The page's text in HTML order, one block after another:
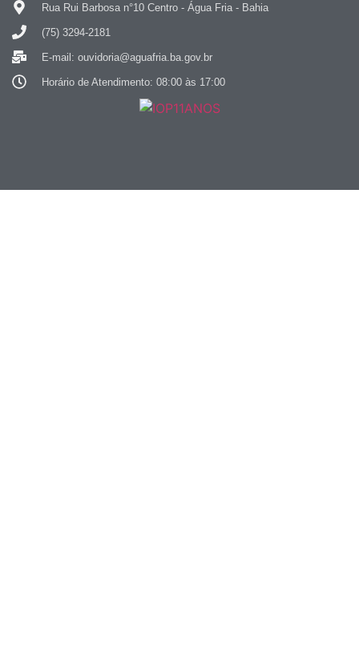
Rua Rui Barbosa n°10 Centro - Água Fria - Bahia
(75) 3294-2181
E-mail: ouvidoria@aguafria.ba.gov.br
Horário de Atendimento: 08:00 às 17:00